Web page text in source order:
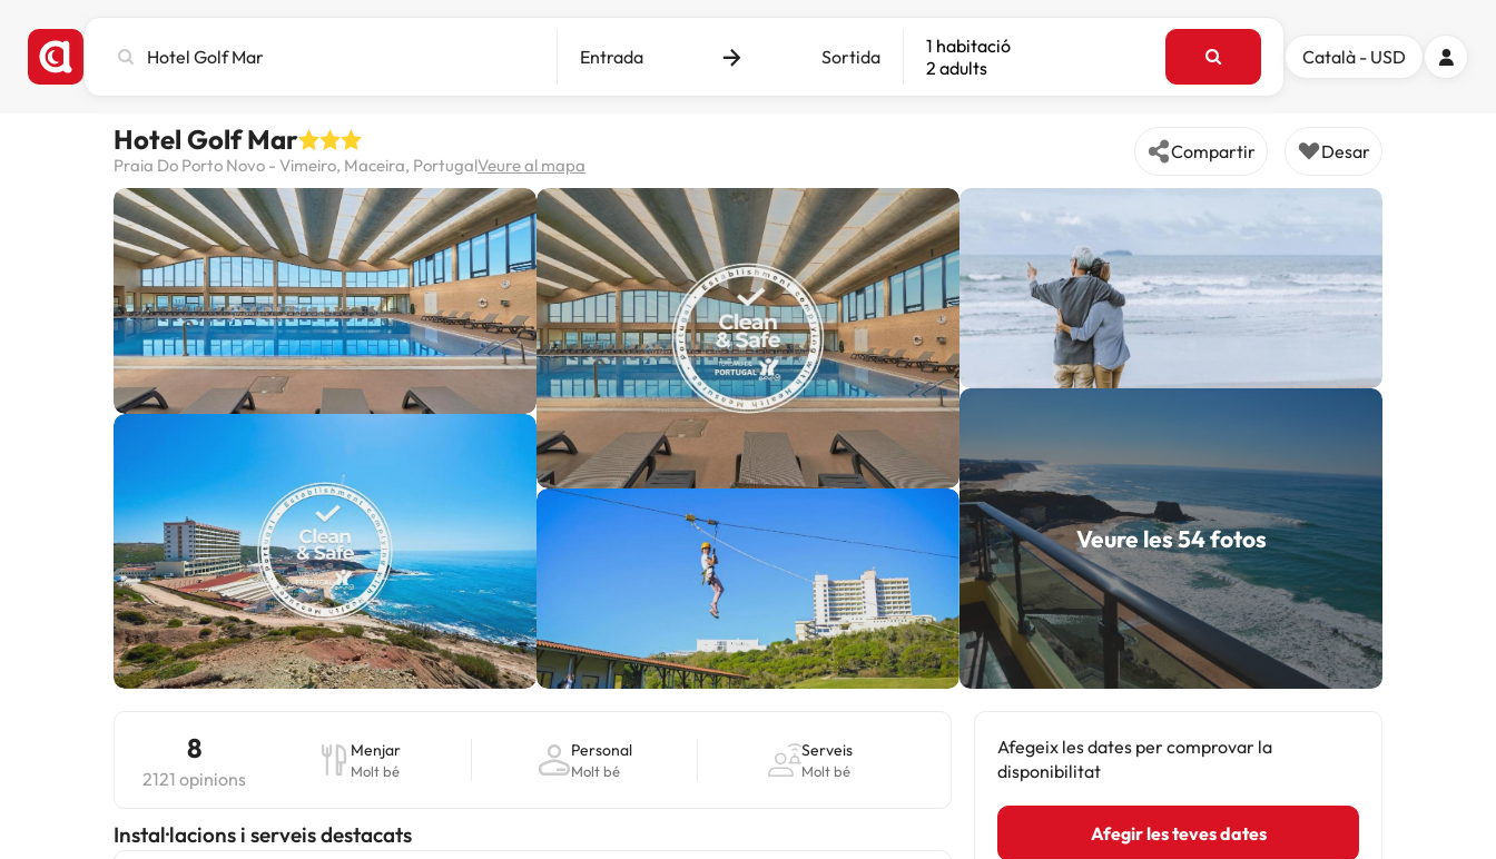
ciutat,
destinació
Entrada Sortida
1 habitació
2 adults
Català - USD
Hotel Golf Mar
Praia Do Porto Novo - Vimeiro, Maceira, PortugalVeure al mapa
Compartir Desar
Veure les 54 fotos
8
2121 opinions
Menjar
Molt bé
Personal
Molt bé
Serveis
Molt bé
Instal·lacions i serveis destacats
Afegeix les dates per comprovar la
disponibilitat
Afegir les teves dates